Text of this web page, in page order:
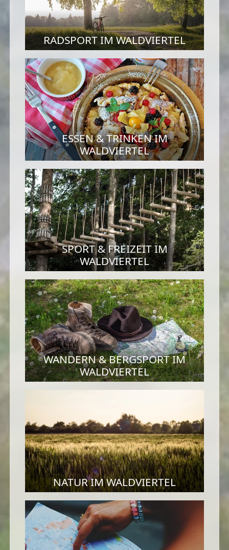
RADSPORT IM WALDVIERTEL
ESSEN & TRINKEN IM
WALDVIERTEL
SPORT & FREIZEIT IM
WALDVIERTEL
WANDERN & BERGSPORT IM
WALDVIERTEL
NATUR IM WALDVIERTEL